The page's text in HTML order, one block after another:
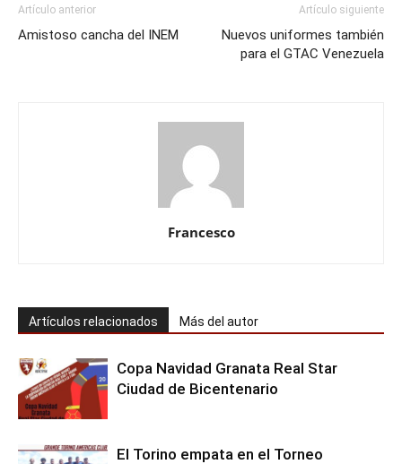
Artículo anterior
Amistoso cancha del INEM
Artículo siguiente
Nuevos uniformes también
para el GTAC Venezuela
Francesco
Artículos relacionados Más del autor
Copa Navidad Granata Real Star
Ciudad de Bicentenario
El Torino empata en el Torneo